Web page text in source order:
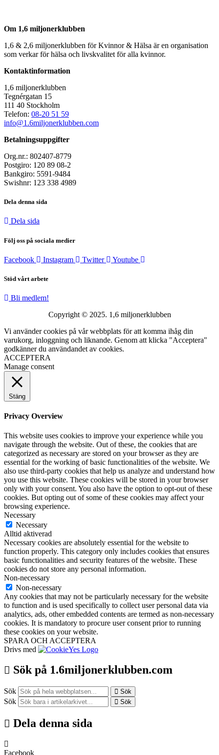
Om 1,6 miljonerklubben
1,6 & 2,6 miljonerklubben för Kvinnor & Hälsa är en organisation
som verkar för hälsa och livskvalitet för alla kvinnor.
Kontaktinformation
1,6 miljonerklubben
Tegnérgatan 15
111 40 Stockholm
Telefon: 08-20 51 59
info@1.6miljonerklubben.com
Betalningsuppgifter
Org.nr.: 802407-8779
Postgiro: 120 89 08-2
Bankgiro: 5591-9484
Swishnr: 123 338 4989
Dela denna sida
Dela sida
Följ oss på sociala medier
Facebook Instagram Twitter Youtube
Stöd vårt arbete
Bli medlem!
Copyright © 2025. 1,6 miljonerklubben
Vi använder cookies på vår webbplats för att komma ihåg din
varukorg, inloggning och liknande. Genom att klicka "Acceptera"
godkänner du användandet av cookies.
ACCEPTERA
Manage consent
Stäng
Privacy Overview
This website uses cookies to improve your experience while you
navigate through the website. Out of these, the cookies that are
categorized as necessary are stored on your browser as they are
essential for the working of basic functionalities of the website. We
also use third-party cookies that help us analyze and understand how
you use this website. These cookies will be stored in your browser
only with your consent. You also have the option to opt-out of these
cookies. But opting out of some of these cookies may affect your
browsing experience.
Necessary
Necessary
Alltid aktiverad
Necessary cookies are absolutely essential for the website to
function properly. This category only includes cookies that ensures
basic functionalities and security features of the website. These
cookies do not store any personal information.
Non-necessary
Non-necessary
Any cookies that may not be particularly necessary for the website
to function and is used specifically to collect user personal data via
analytics, ads, other embedded contents are termed as non-necessary
cookies. It is mandatory to procure user consent prior to running
these cookies on your website.
SPARA OCH ACCEPTERA
Drivs med
Sök på 1.6miljonerklubben.com
Sök Sök
Sök Sök
Dela denna sida
Facebook